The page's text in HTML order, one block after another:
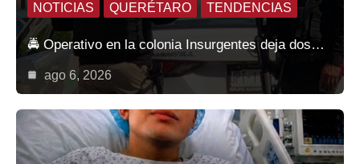
NOTICIAS QUERÉTARO TENDENCIAS
🚔 Operativo en la colonia Insurgentes deja dos…
ago 6, 2026